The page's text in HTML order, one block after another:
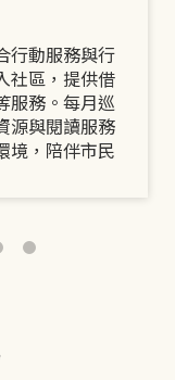
行動服務與行
社區，提供借
服務。每月巡
源與閱讀服務
境，陪伴市民